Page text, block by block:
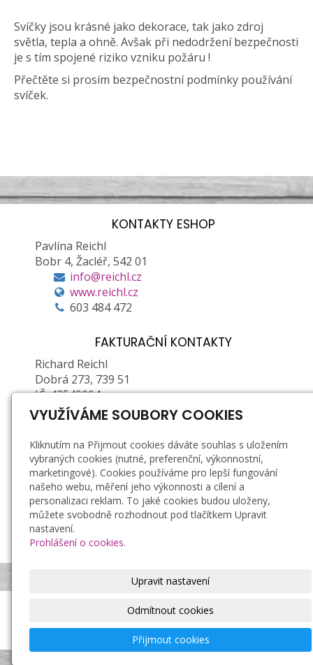
Svíčky jsou krásné jako dekorace, tak jako zdroj
světla, tepla a ohně. Avšak při nedodržení bezpečnosti
je s tím spojené riziko vzniku požáru !
Přečtěte si prosím bezpečnostní podmínky používání
svíček.
KONTAKTY ESHOP
Pavlína Reichl
Bobr 4, Žacléř, 542 01
info@reichl.cz
www.reichl.cz
603 484 472
FAKTURAČNÍ KONTAKTY
Richard Reichl
Dobrá 273, 739 51
IČ: 43549004
DIČ: CZ6603261907 (plátce DPH)
Zapsán u Obecního ŽÚ MÚ ve Frýdku-Místku, č.
j.: 01/2/21878P/36623/5, e. č.: 380202-71376-00
Doprava a platba
Záruka a reklamace
Obchodní podmínky
Zásady zpracování osobních údajů
Bezpečnostní podmínky používání svíček
VYUŽÍVÁME SOUBORY COOKIES
Kliknutím na Přijmout cookies dáváte souhlas s uložením
vybraných cookies (nutné, preferenční, výkonnostní,
marketingové). Cookies používáme pro lepší fungování
našeho webu, měření jeho výkonnosti a cílení a
personalizaci reklam. To jaké cookies budou uloženy,
můžete svobodně rozhodnout pod tlačítkem Upravit
nastavení.
Prohlášení o cookies.
Upravit nastavení
Odmítnout cookies
Přijmout cookies
Richard Reichl, ruční výroba svíček© 2021
Compel s.r.o.© 2021Mapa webu